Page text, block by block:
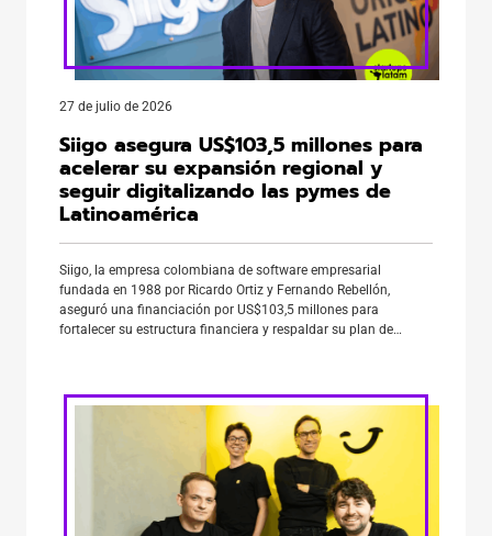
27 de julio de 2026
Siigo asegura US$103,5 millones para
acelerar su expansión regional y
seguir digitalizando las pymes de
Latinoamérica
Siigo, la empresa colombiana de software empresarial
fundada en 1988 por Ricardo Ortiz y Fernando Rebellón,
aseguró una financiación por US$103,5 millones para
fortalecer su estructura financiera y respaldar su plan de